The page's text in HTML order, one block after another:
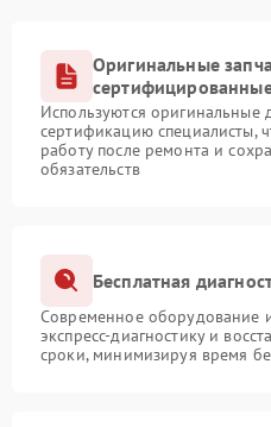
Оригинальные
Используются
сертификацию специалисты,
работу после ремонта и
обязательств
Бесплатная
Современное оборудование
экспресс-диагностику и
сроки, минимизируя время